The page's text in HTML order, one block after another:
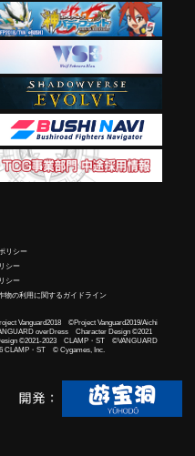
リシー
シー
シー
物の利用に関するガイドライン
Vanguard2018 ©Project Vanguard2019/Aichi
overDress Character Design ©2021
©2021-2023 CLAMP・ST ©VANGUARD
CLAMP・ST © Cygames, Inc.